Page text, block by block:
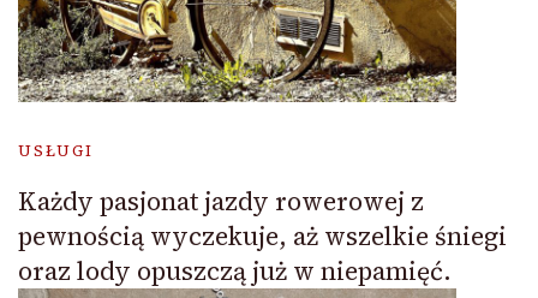
USŁUGI
Każdy pasjonat jazdy rowerowej z
pewnością wyczekuje, aż wszelkie śniegi
oraz lody opuszczą już w niepamięć.